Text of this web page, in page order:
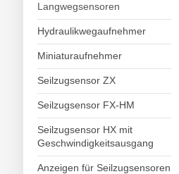
Langwegsensoren
Hydraulikwegaufnehmer
Miniaturaufnehmer
Seilzugsensor ZX
Seilzugsensor FX-HM
Seilzugsensor HX mit
Geschwindigkeitsausgang
Anzeigen für Seilzugsensoren